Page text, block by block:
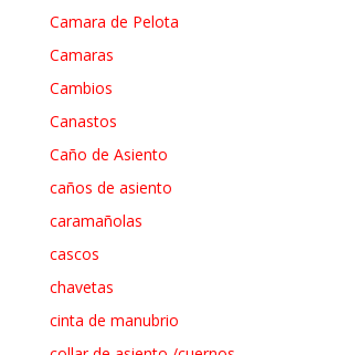
Camara de Pelota
Camaras
Cambios
Canastos
Caño de Asiento
caños de asiento
caramañolas
cascos
chavetas
cinta de manubrio